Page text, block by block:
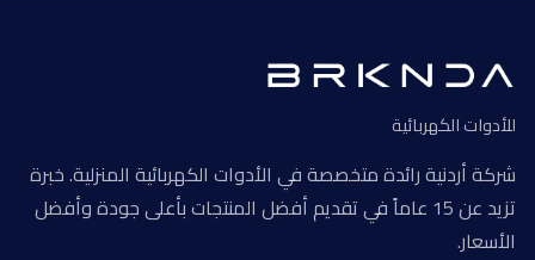
للأدوات الكهربائية
شركة أردنية رائدة متخصصة في الأدوات الكهربائية المنزلية. خبرة
تزيد عن 15 عاماً في تقديم أفضل المنتجات بأعلى جودة وأفضل
الأسعار.